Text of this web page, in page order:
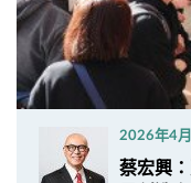
2026年4
蔡宏興